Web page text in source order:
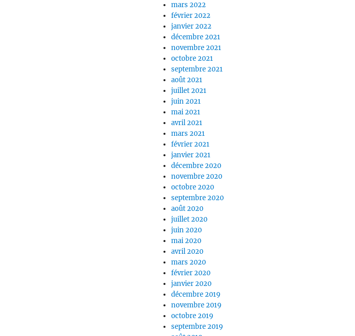
mars 2022
février 2022
janvier 2022
décembre 2021
novembre 2021
octobre 2021
septembre 2021
août 2021
juillet 2021
juin 2021
mai 2021
avril 2021
mars 2021
février 2021
janvier 2021
décembre 2020
novembre 2020
octobre 2020
septembre 2020
août 2020
juillet 2020
juin 2020
mai 2020
avril 2020
mars 2020
février 2020
janvier 2020
décembre 2019
novembre 2019
octobre 2019
septembre 2019